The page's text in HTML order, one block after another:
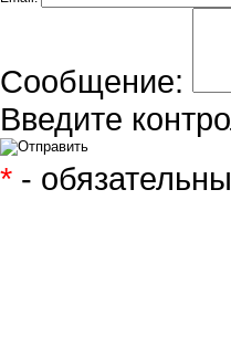
Сообщение:
Введите
* -